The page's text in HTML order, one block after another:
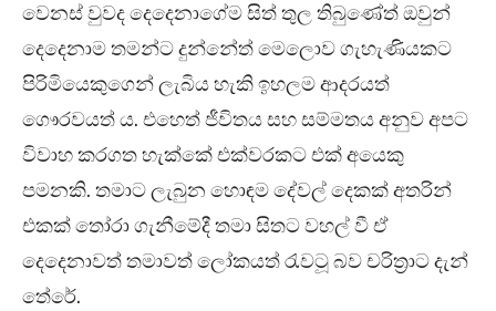
වෙනස් වුවද දෙදෙනාගේම සිත් තුල තිබුණේත් ඔවුන්
දෙදෙනාම තමන්ට දුන්නේත් මෙලොව ගැහැණියකට
පිරිමියෙකුගෙන් ලැබිය හැකි ඉහලම ආදරයත්
ගෞරවයත් ය. එහෙත් ජීවිතය සහ සම්මතය අනුව අපට
විවාහ කරගත හැක්කේ එක්වරකට එක් අයෙකු
පමනකි. තමාට ලැබුන හොඳම දේවල් දෙකක් අතරින්
එකක් තෝරා ගැනීමේදී තමා සිතට වහල් වී ඒ
දෙදෙනාවත් තමාවත් ලෝකයත් රැවටූ බව චරිත්‍රාට දැන්
තේරේ.